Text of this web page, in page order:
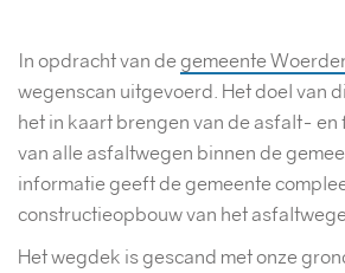
In opdracht van degemeente
wegenscan uitgevoerd. Het doel van
het in kaart brengen van de asfalt-
van alle asfaltwegen binnen de
informatie geeft de gemeente
constructieopbouw van het
Het wegdek is gescand met onze